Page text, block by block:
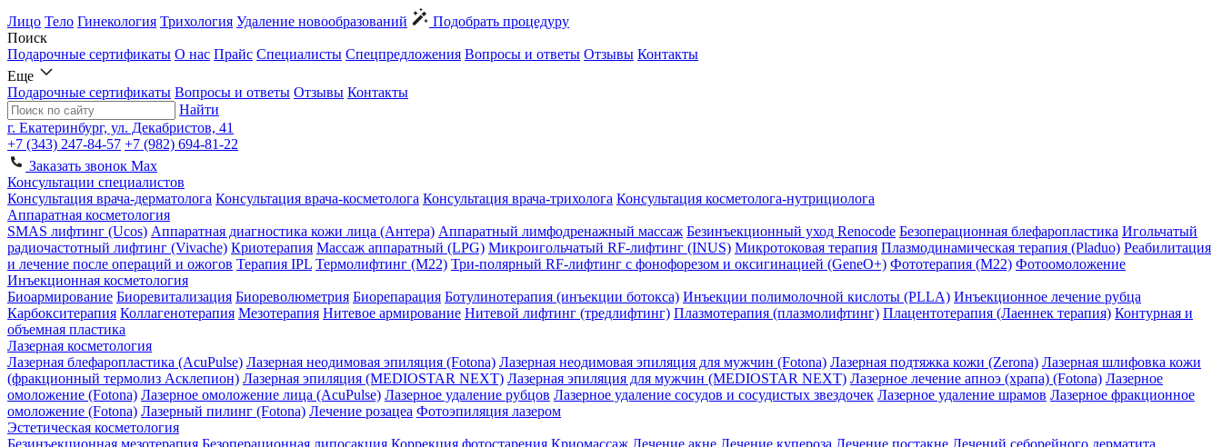
Лицо Тело Гинекология Трихология Удаление новообразований
Подобрать процедуру
Поиск
Подарочные сертификаты О нас Прайс Специалисты Спецпредложения Вопросы и ответы Отзывы Контакты
Еще
Подарочные сертификаты Вопросы и ответы Отзывы Контакты
Найти
г. Екатеринбург, ул. Декабристов, 41
+7 (343) 247-84-57 +7 (982) 694-81-22
Заказать звонок Max
Консультации специалистов
Консультация врача-дерматолога Консультация врача-косметолога Консультация врача-трихолога Консультация косметолога-нутрициолога
Аппаратная косметология
SMAS лифтинг (Ucos) Аппаратная диагностика кожи лица (Антера) Аппаратный лимфодренажный массаж Безинъекционный уход Renocode Безоперационная блефаропластика Игольчатый
радиочастотный лифтинг (Vivache) Криотерапия Массаж аппаратный (LPG) Микроигольчатый RF-лифтинг (INUS) Микротоковая терапия Плазмодинамическая терапия (Pladuo) Реабилитация
и лечение после операций и ожогов Терапия IPL Термолифтинг (M22) Три-полярный RF-лифтинг c фонофорезом и оксигинацией (GeneO+) Фототерапия (М22) Фотоомоложение
Инъекционная косметология
Биоармирование Биоревитализация Биореволюметрия Биорепарация Ботулинотерапия (инъекции ботокса) Инъекции полимолочной кислоты (PLLA) Инъекционное лечение рубца
Карбокситерапия Коллагенотерапия Мезотерапия Нитевое армирование Нитевой лифтинг (тредлифтинг) Плазмотерапия (плазмолифтинг) Плацентотерапия (Лаеннек терапия) Контурная и
объемная пластика
Лазерная косметология
Лазерная блефаропластика (AcuPulse) Лазерная неодимовая эпиляция (Fotona) Лазерная неодимовая эпиляция для мужчин (Fotona) Лазерная подтяжка кожи (Zerona) Лазерная шлифовка кожи
(фракционный термолиз Асклепион) Лазерная эпиляция (MEDIOSTAR NEXT) Лазерная эпиляция для мужчин (MEDIOSTAR NEXT) Лазерное лечение апноэ (храпа) (Fotona) Лазерное
омоложение (Fotona) Лазерное омоложение лица (AcuPulse) Лазерное удаление рубцов Лазерное удаление сосудов и сосудистых звездочек Лазерное удаление шрамов Лазерное фракционное
омоложение (Fotona) Лазерный пилинг (Fotona) Лечение розацеа Фотоэпиляция лазером
Эстетическая косметология
Безинъекционная мезотерапия Безоперационная липосакция Коррекция фотостарения Криомассаж Лечение акне Лечение купероза Лечение постакне Лечений себорейного дерматита